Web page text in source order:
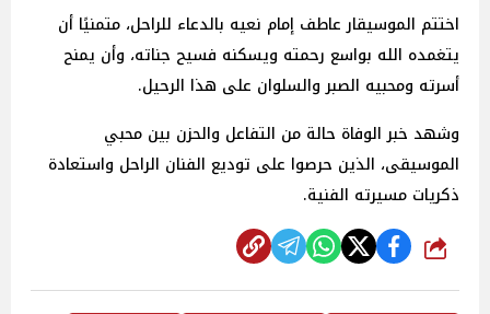
اختتم الموسيقار عاطف إمام نعيه بالدعاء للراحل، متمنيًا أن
يتغمده الله بواسع رحمته ويسكنه فسيح جناته، وأن يمنح
أسرته ومحبيه الصبر والسلوان على هذا الرحيل.
وشهد خبر الوفاة حالة من التفاعل والحزن بين محبي
الموسيقى، الذين حرصوا على توديع الفنان الراحل واستعادة
ذكريات مسيرته الفنية.
شارك